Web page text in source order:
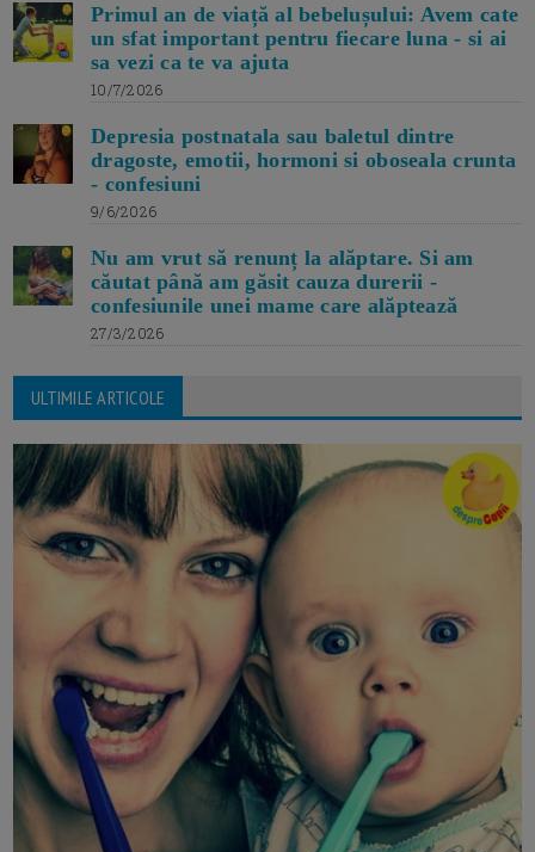
Primul an de viață al bebelușului: Avem cate
un sfat important pentru fiecare luna - si ai
sa vezi ca te va ajuta
10/7/2026
Depresia postnatala sau baletul dintre
dragoste, emotii, hormoni si oboseala crunta
- confesiuni
9/6/2026
Nu am vrut să renunț la alăptare. Si am
căutat până am găsit cauza durerii -
confesiunile unei mame care alăptează
27/3/2026
ULTIMILE ARTICOLE